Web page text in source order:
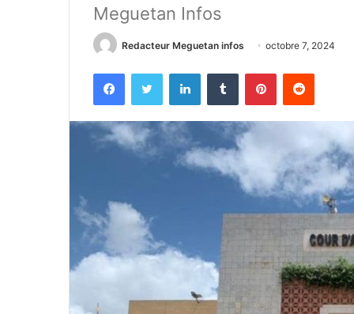
Meguetan Infos
Redacteur Meguetan infos octobre 7, 2024